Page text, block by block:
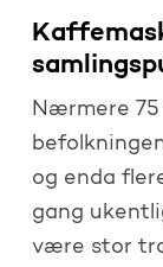
Nærmere 75
og enda
gang
være stor